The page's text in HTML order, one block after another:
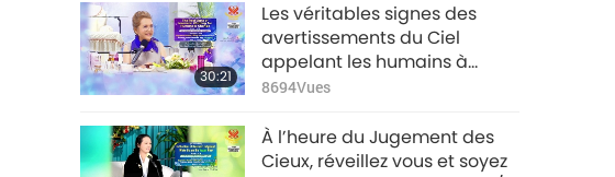
30:21
Les véritables signes des
avertissements du Ciel
appelant les humains à
changer, partie 1/8
8694Vues
À l’heure du Jugement des
Cieux, réveillez vous et soyez